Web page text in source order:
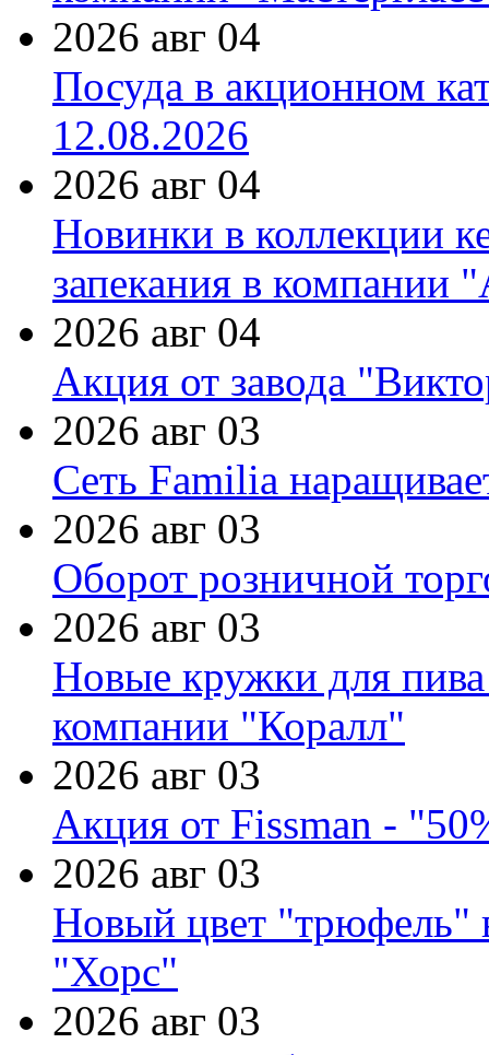
2026 авг 04
Посуда в акционном
12.08.2026
2026 авг 04
Новинки в коллекции
запекания в компании
2026 авг 04
Акция от завода
2026 авг 03
Сеть Familia
2026 авг 03
Оборот розничной
2026 авг 03
Новые кружки для
компании "Коралл"
2026 авг 03
Акция от Fissman -
2026 авг 03
Новый цвет "трюфель"
"Хорс"
2026 авг 03